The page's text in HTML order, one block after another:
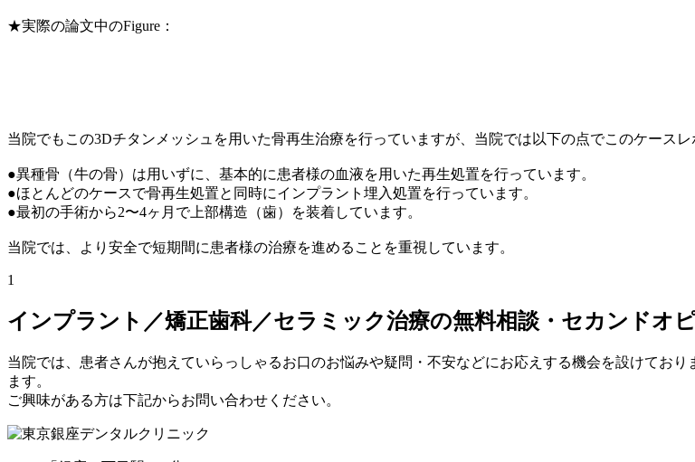
★実際の論文中のFigure：
当院でもこの3Dチタンメッシュを用いた骨再生治療を行っていますが、当院では以下の点でこのケースレ
●異種骨（牛の骨）は用いずに、基本的に患者様の血液を用いた再生処置を行っています。
●ほとんどのケースで骨再生処置と同時にインプラント埋入処置を行っています。
●最初の手術から2〜4ヶ月で上部構造（歯）を装着しています。
当院では、より安全で短期間に患者様の治療を進めることを重視しています。
1
インプラント／矯正歯科／セラミック治療の無料相談・セカンドオ
当院では、患者さんが抱えていらっしゃるお口のお悩みや疑問・不安などにお応えする機会を設けてお
ます。
ご興味がある方は下記からお問い合わせください。